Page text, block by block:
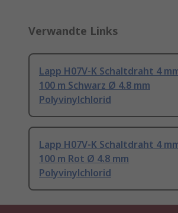
Verwandte Links
Lapp H07V-K Schaltdraht 4
100 m Schwarz Ø 4.8 mm
Polyvinylchlorid
Lapp H07V-K Schaltdraht 4
100 m Rot Ø 4.8 mm
Polyvinylchlorid